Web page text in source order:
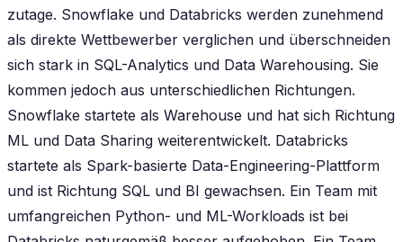
zutage. Snowflake und Databricks werden zunehmend
als direkte Wettbewerber verglichen und überschneiden
sich stark in SQL-Analytics und Data Warehousing. Sie
kommen jedoch aus unterschiedlichen Richtungen.
Snowflake startete als Warehouse und hat sich Richtung
ML und Data Sharing weiterentwickelt. Databricks
startete als Spark-basierte Data-Engineering-Plattform
und ist Richtung SQL und BI gewachsen. Ein Team mit
umfangreichen Python- und ML-Workloads ist bei